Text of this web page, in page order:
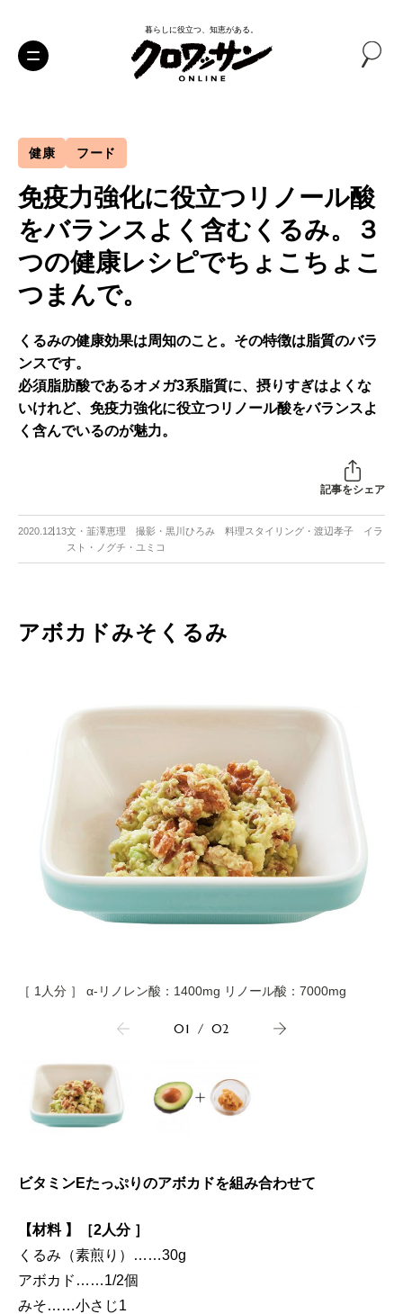
暮らしに役立つ、知恵がある。
健康 フード
免疫力強化に役立つリノール酸
をバランスよく含むくるみ。３
つの健康レシピでちょこちょこ
つまんで。
くるみの健康効果は周知のこと。その特徴は脂質のバラ
ンスです。
必須脂肪酸であるオメガ3系脂質に、摂りすぎはよくな
いけれど、免疫力強化に役立つリノール酸をバランスよ
く含んでいるのが魅力。
記事をシェア
2020.12.13文・韮澤恵理 撮影・黒川ひろみ 料理スタイリング・渡辺孝子 イラ
スト・ノグチ・ユミコ
アボカドみそくるみ
［ 1人分 ］ α-リノレン酸：1400mg リノール酸：7000mg
01 / 02
ビタミンEたっぷりのアボカドを組み合わせて
【材料 】［2人分 ］
くるみ（素煎り）……30g
アボカド……1/2個
みそ……小さじ1